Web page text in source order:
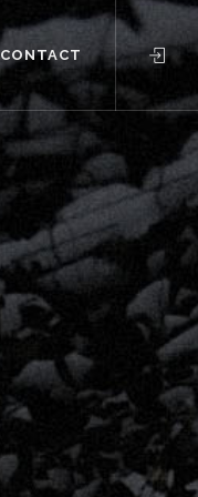
CONTACT